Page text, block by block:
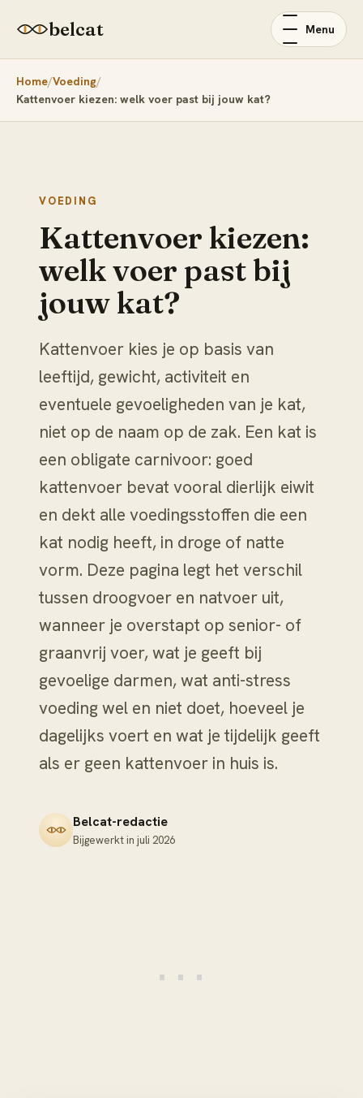
belcat Menu
Home Voeding
Kattenvoer kiezen: welk voer past bij jouw kat?
VOEDING
Kattenvoer kiezen:
welk voer past bij
jouw kat?
Kattenvoer kies je op basis van
leeftijd, gewicht, activiteit en
eventuele gevoeligheden van je kat,
niet op de naam op de zak. Een kat is
een obligate carnivoor: goed
kattenvoer bevat vooral dierlijk eiwit
en dekt alle voedingsstoffen die een
kat nodig heeft, in droge of natte
vorm. Deze pagina legt het verschil
tussen droogvoer en natvoer uit,
wanneer je overstapt op senior- of
graanvrij voer, wat je geeft bij
gevoelige darmen, wat anti-stress
voeding wel en niet doet, hoeveel je
dagelijks voert en wat je tijdelijk geeft
als er geen kattenvoer in huis is.
Belcat-redactie
Bijgewerkt in juli 2026